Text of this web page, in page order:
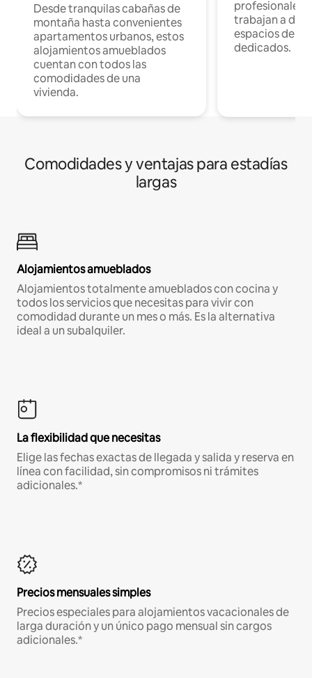
Desde tranquilas cabañas de
montaña hasta convenientes
apartamentos urbanos, estos
alojamientos amueblados
cuentan con todos las
comodidades de una
vivienda.
profesionales
trabajan a
espacios de
dedicados.
Comodidades y ventajas para estadías
largas
Alojamientos amueblados
Alojamientos totalmente amueblados con cocina y
todos los servicios que necesitas para vivir con
comodidad durante un mes o más. Es la alternativa
ideal a un subalquiler.
La flexibilidad que necesitas
Elige las fechas exactas de llegada y salida y reserva en
línea con facilidad, sin compromisos ni trámites
adicionales.*
Precios mensuales simples
Precios especiales para alojamientos vacacionales de
larga duración y un único pago mensual sin cargos
adicionales.*